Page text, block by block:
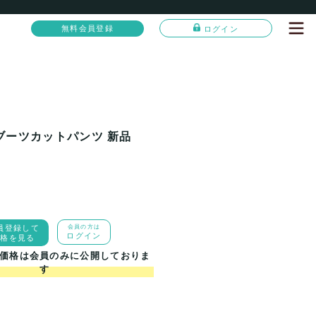
無料会員登録 ログイン
ツカットパンツ 新品
登録して
を見る
会員の方は
ログイン
格は会員のみに公開しておりま
す